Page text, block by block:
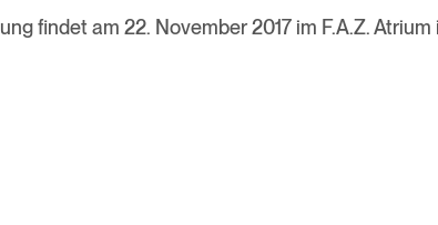
findet am 22. November 2017 im F.A.Z.